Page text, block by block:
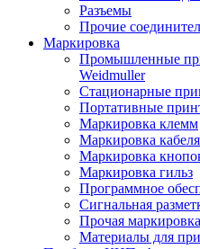
Разъемы
Прочие
Маркировка
Промышленные
Weidmuller
Стационарные
Портативные
Маркировка клемм
Маркировка кабеля
Маркировка
Маркировка гильз
Программное
Сигнальная
Прочая маркировка
Материалы для